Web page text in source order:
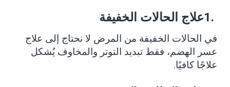
1.علاج الحالات الخفيفة
في الحالات الخفيفة من المرض لا نحتاج إلى علاج
عسر الهضم، فقط تبديد التوتر والمخاوف يُشكل
علاجًا كافيًا.